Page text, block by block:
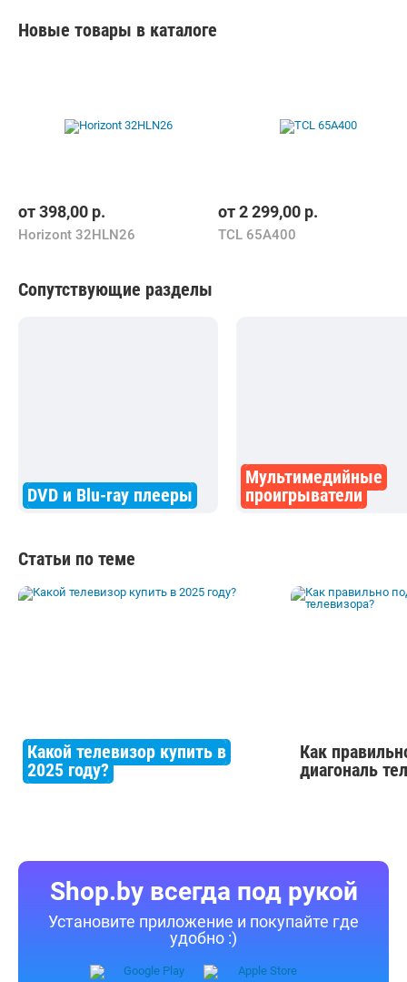
Новые товары в каталоге
от398,00 р.
Horizont 32HLN26
от2 299,00 р.
TCL 65A400
Сопутствующие разделы
DVD и Blu-ray плееры
Мультимедийные
проигрыватели
Статьи по теме
Какой телевизор купить в
2025 году?
Как
диагональ
Shop.by всегда под рукой
Установите приложение и покупайте где
удобно :)